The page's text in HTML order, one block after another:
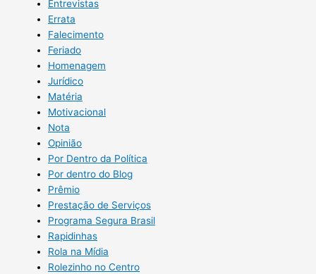
Entrevistas
Errata
Falecimento
Feriado
Homenagem
Jurídico
Matéria
Motivacional
Nota
Opinião
Por Dentro da Política
Por dentro do Blog
Prêmio
Prestação de Serviços
Programa Segura Brasil
Rapidinhas
Rola na Mídia
Rolezinho no Centro